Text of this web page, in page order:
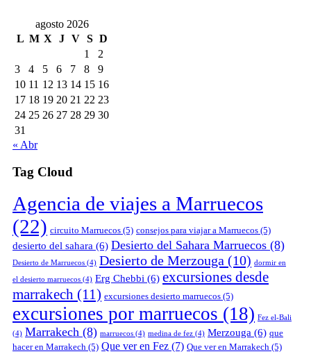
agosto 2026
L M X J V S D
1
2
3
4 5 6 7 8
9
10 11 12 13 14 15 16
17 18 19 20 21 22 23
24 25 26 27 28 29 30
31
« Abr
Tag Cloud
Agencia de viajes a Marruecos
(22) circuito Marruecos (5) consejos para viajar a Marruecos (5)
desierto del sahara (6) Desierto del Sahara Marruecos (8)
Desierto de Marruecos (4) Desierto de Merzouga (10) dormir en
el desierto marruecos (4) Erg Chebbi (6) excursiones desde
marrakech (11) excursiones desierto marruecos (5)
excursiones por marruecos (18) Fez el-Bali
(4) Marrakech (8) marruecos (4) medina de fez (4) Merzouga (6) que
hacer en Marrakech (5) Que ver en Fez (7) Que ver en Marrakech (5)